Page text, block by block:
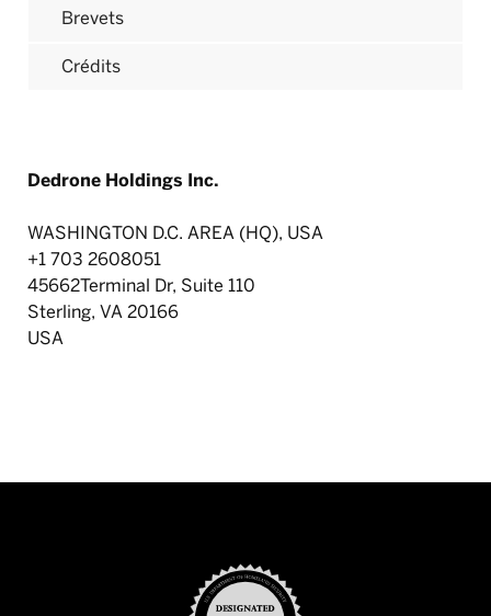
Brevets
Crédits
Dedrone Holdings Inc.
WASHINGTON D.C. AREA (HQ), USA
‍+1 703 2608051
‍45662Terminal Dr, Suite 110
Sterling, VA 20166
USA